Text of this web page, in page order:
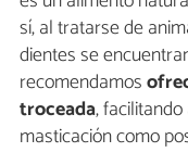
sí, al tratarse de
dientes se
recomendamos
troceada,
masticación como